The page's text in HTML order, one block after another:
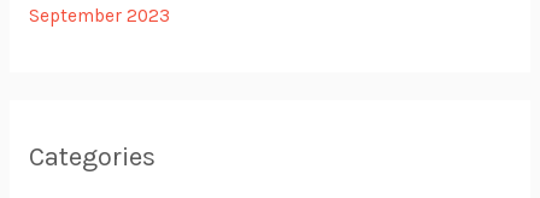
September 2023
Categories